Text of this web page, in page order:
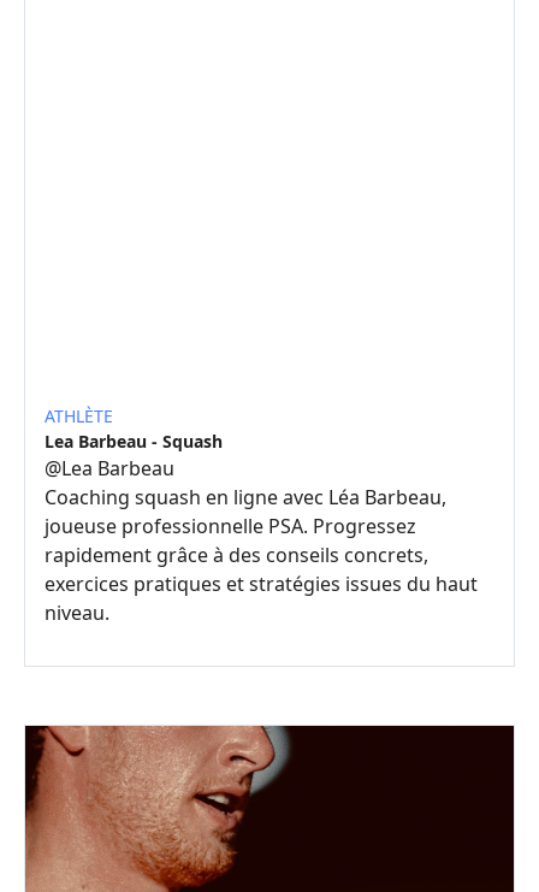
ATHLÈTE
Lea Barbeau - Squash
@Lea Barbeau
Coaching squash en ligne avec Léa Barbeau,
joueuse professionnelle PSA. Progressez
rapidement grâce à des conseils concrets,
exercices pratiques et stratégies issues du haut
niveau.